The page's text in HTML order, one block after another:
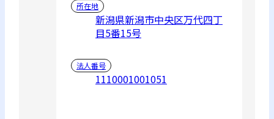
所在地
新潟県新潟市中央区万代四丁
目5番15号
法人番号
1110001001051